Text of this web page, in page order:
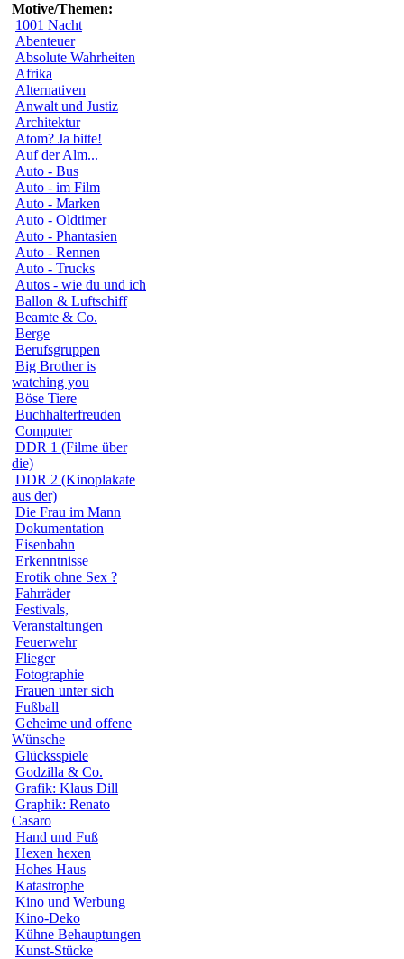
Motive/Themen:
1001 Nacht
Abenteuer
Absolute Wahrheiten
Afrika
Alternativen
Anwalt und Justiz
Architektur
Atom? Ja bitte!
Auf der Alm...
Auto - Bus
Auto - im Film
Auto - Marken
Auto - Oldtimer
Auto - Phantasien
Auto - Rennen
Auto - Trucks
Autos - wie du und ich
Ballon & Luftschiff
Beamte & Co.
Berge
Berufsgruppen
Big Brother is
watching you
Böse Tiere
Buchhalterfreuden
Computer
DDR 1 (Filme über
die)
DDR 2 (Kinoplakate
aus der)
Die Frau im Mann
Dokumentation
Eisenbahn
Erkenntnisse
Erotik ohne Sex ?
Fahrräder
Festivals,
Veranstaltungen
Feuerwehr
Flieger
Fotographie
Frauen unter sich
Fußball
Geheime und offene
Wünsche
Glücksspiele
Godzilla & Co.
Grafik: Klaus Dill
Graphik: Renato
Casaro
Hand und Fuß
Hexen hexen
Hohes Haus
Katastrophe
Kino und Werbung
Kino-Deko
Kühne Behauptungen
Kunst-Stücke